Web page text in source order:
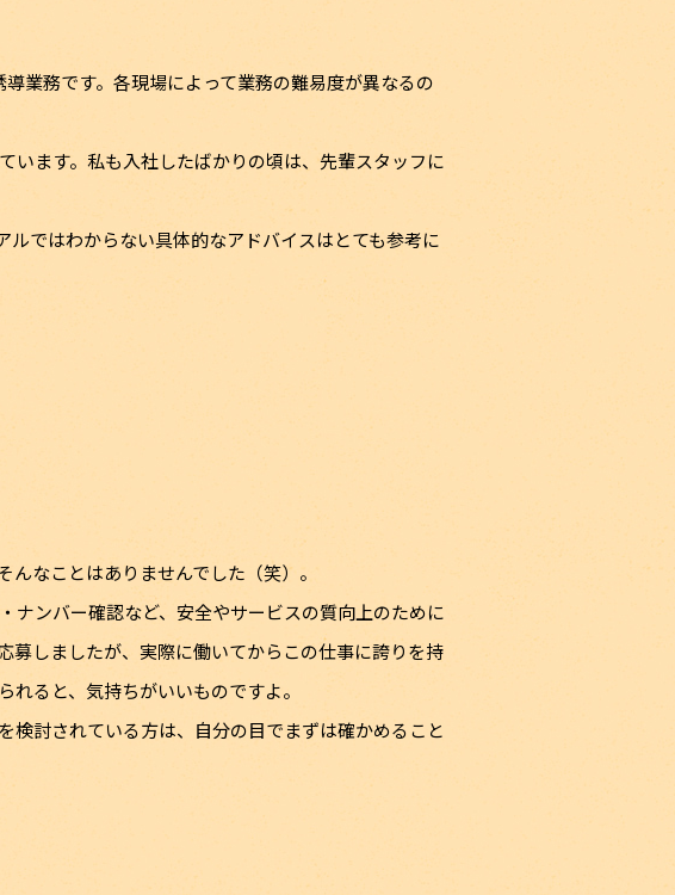
業務です。各現場によって業務の難易度が異なるの
います。私も入社したばかりの頃は、先輩スタッフに
ではわからない具体的なアドバイスはとても参考に
なことはありませんでした（笑）。
ナンバー確認など、安全やサービスの質向上のために
募しましたが、実際に働いてからこの仕事に誇りを持
ると、気持ちがいいものですよ。
検討されている方は、自分の目でまずは確かめること